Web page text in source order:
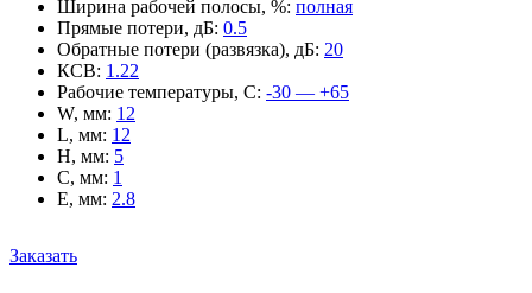
Ширина рабочей полосы, %: полная
Прямые потери, дБ: 0.5
Обратные потери (развязка), дБ: 20
КСВ: 1.22
Рабочие температуры, С: -30 — +65
W, мм: 12
L, мм: 12
H, мм: 5
C, мм: 1
E, мм: 2.8
Заказать